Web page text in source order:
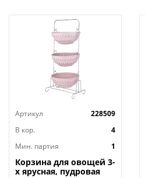
Состав Пластик
Высота в cм 12,5
Длина в cм 28,4
Ширина в cм 19,1
Артикул
228509
В кор.
4
Мин. партия
1
Корзина для овощей 3-
х ярусная, пудровая